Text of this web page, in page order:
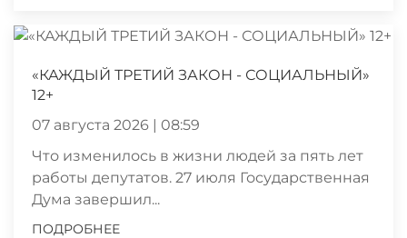
«КАЖДЫЙ ТРЕТИЙ ЗАКОН - СОЦИАЛЬНЫЙ»
12+
07 августа 2026 | 08:59
Что изменилось в жизни людей за пять лет
работы депутатов. 27 июля Государственная
Дума завершил...
ПОДРОБНЕЕ